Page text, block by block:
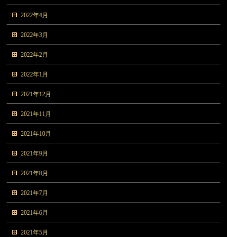
2022年4月
2022年3月
2022年2月
2022年1月
2021年12月
2021年11月
2021年10月
2021年9月
2021年8月
2021年7月
2021年6月
2021年5月